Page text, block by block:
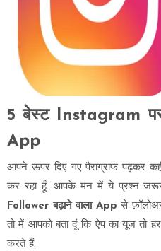
5 बेस्ट Instagram
App
आपने ऊपर दिए गए पैराग्राफ पढ़कर
कर रहा हूँ. आपके मन में ये प्रश्न जरूर
Follower बढ़ाने वाला App से
तो में आपको बता दूं कि ऐप का यूज तो
करते हैं.